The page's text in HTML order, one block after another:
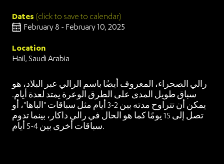
Dates (click to save to calendar)
February 8 - February 10, 2025
Location
Hail, Saudi Arabia
رالي الصحراء، المعروف أيضًا باسم الرالي عبر البلاد، هو
سباق طويل المدى على الطرق الوعرة يمتد لعدة أيام.
يمكن أن تتراوح مدته بين 2-3 أيام مثل سباقات "الباها"، أو
تصل إلى 15 يومًا كما هو الحال في رالي داكار، بينما تدوم
سباقات أخرى بين 4-5 أيام.